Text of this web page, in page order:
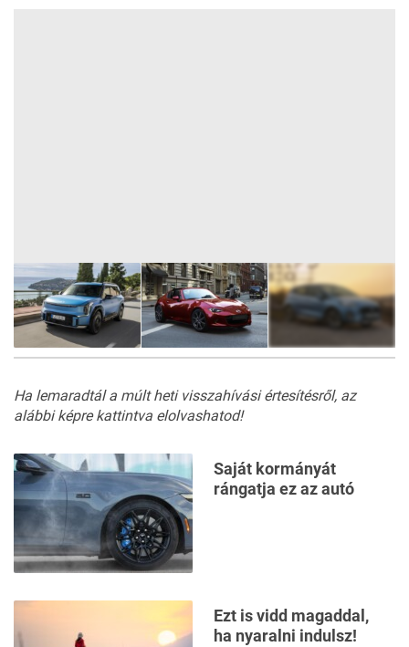
Ha lemaradtál a múlt heti visszahívási értesítésről, az
alábbi képre kattintva elolvashatod!
Saját kormányát
rángatja ez az autó
Ezt is vidd magaddal,
ha nyaralni indulsz!